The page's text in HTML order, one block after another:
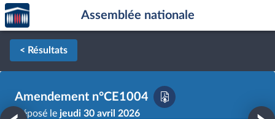
Aller au contenu
Aller en bas de la page
Accèder
à la
page
d'accueil
Assemblée nationale
< Résultats
Amendement n°CE1004
Déposé le jeudi 30 avril 2026